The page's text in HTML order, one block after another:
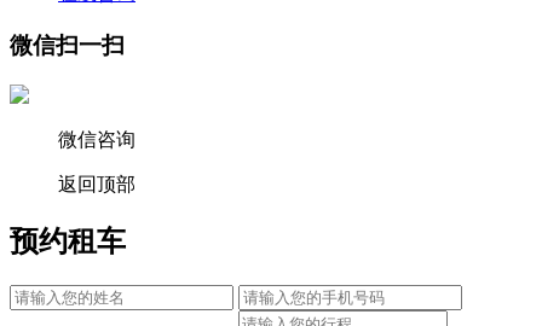
微信扫一扫
微信咨询
返回顶部
预约租车